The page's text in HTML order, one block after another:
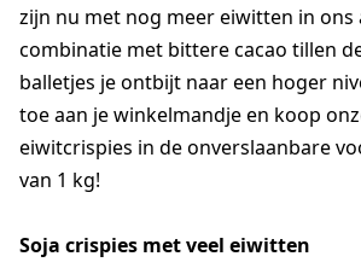
zijn nu met nog meer eiwitten in ons
combinatie met bittere cacao tillen
balletjes je ontbijt naar een hoger
toe aan je winkelmandje en koop
eiwitcrispies in de onverslaanbare
van 1 kg!
Soja crispies met veel eiwitten